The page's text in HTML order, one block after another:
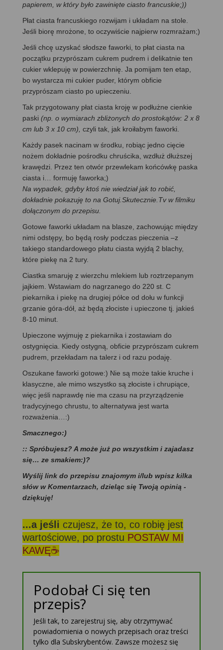
papierem, w który było zawinięte ciasto francuskie;))
Płat ciasta francuskiego rozwijam i układam na stole.
Jeśli biorę mrożone, to oczywiście najpierw rozmrażam;)
Jeśli chcę uzyskać słodsze faworki, to płat ciasta na
początku przyprószam cukrem pudrem i delikatnie ten
cukier wklepuję w powierzchnię. Ja pomijam ten etap,
bo wystarcza mi cukier puder, którym obficie
przyprószam ciasto po upieczeniu.
Tak przygotowany płat ciasta kroję w podłużne cienkie
paski (np. o wymiarach zbliżonych do prostokątów: 2 x 8
cm lub 3 x 10 cm), czyli tak, jak kroiłabym faworki.
Każdy pasek nacinam w środku, robiąc jedno cięcie
nożem dokładnie pośrodku chruścika, wzdłuż dłuższej
krawędzi. Przez ten otwór przewlekam końcówkę paska
ciasta i… formuję faworka;)
Na wypadek, gdyby ktoś nie wiedział jak to robić,
dokładnie pokazuję to na Gotuj.Skutecznie.Tv w filmiku
dołączonym do przepisu.
Gotowe faworki układam na blasze, zachowując między
nimi odstępy, bo będą rosły podczas pieczenia –z
takiego standardowego płatu ciasta wyjdą 2 blachy,
które piekę na 2 tury.
Ciastka smaruję z wierzchu mlekiem lub roztrzepanym
jajkiem. Wstawiam do nagrzanego do 220 st. C
piekarnika i piekę na drugiej półce od dołu w funkcji
grzanie góra-dół, aż będą złociste i upieczone tj. jakieś
8-10 minut.
Upieczone wyjmuję z piekarnika i zostawiam do
ostygnięcia. Kiedy ostygną, obficie przyprószam cukrem
pudrem, przekładam na talerz i od razu podaję.
Oszukane faworki gotowe:) Nie są może takie kruche i
klasyczne, ale mimo wszystko są złociste i chrupiące,
więc jeśli naprawdę nie ma czasu na przyrządzenie
tradycyjnego chrustu, to alternatywa jest warta
rozważenia…:)
Smacznego:)
:: Spróbujesz? A może już po wszystkim i zajadasz
się… ze smakiem:)?
Wyślij link do przepisu znajomym i/lub wpisz kilka
słów w Komentarzach, dzieląc się Twoją opinią -
dziękuję!
...a jeśli czujesz, że to, co robię jest
wartościowe, po prostu POSTAW MI
KAWĘ☕
Podobał Ci się ten
przepis?
Jeśli tak, to zarejestruj się, aby otrzymywać
powiadomienia o nowych przepisach oraz treści
tylko dla Subskrybentów. Zawsze możesz się